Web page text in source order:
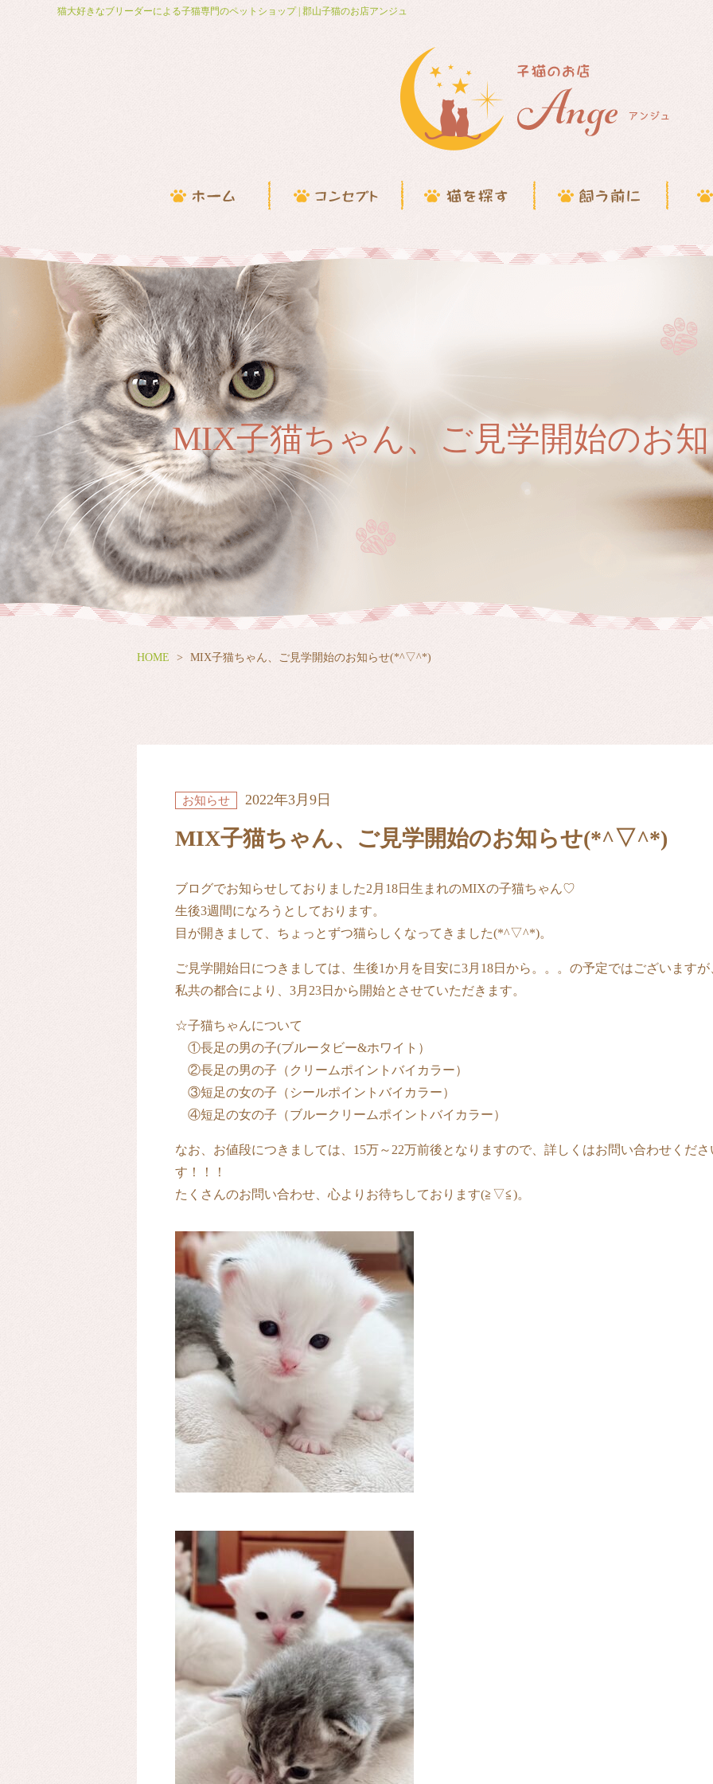
猫大好きなブリーダーによる子猫専門のペットショップ | 郡山子猫のお店アンジュ
MIX子猫ちゃん、ご見学開始のお
HOME MIX子猫ちゃん、ご見学開始のお知らせ(*^▽^*)
お知らせ 2022年3月9日
MIX子猫ちゃん、ご見学開始のお知らせ(*^▽^*)
ブログでお知らせしておりました2月18日生まれのMIXの子猫ちゃん♡
生後3週間になろうとしております。
目が開きまして、ちょっとずつ猫らしくなってきました(*^▽^*)。
ご見学開始日につきましては、生後1か月を目安に3月18日から。。。の予定ではございますが
私共の都合により、3月23日から開始とさせていただきます。
☆子猫ちゃんについて
①長足の男の子(ブルータビー&ホワイト）
②長足の男の子（クリームポイントバイカラー）
③短足の女の子（シールポイントバイカラー）
④短足の女の子（ブルークリームポイントバイカラー）
なお、お値段につきましては、15万～22万前後となりますので、詳しくはお問い合わせくだ
す！！！
たくさんのお問い合わせ、心よりお待ちしております(≧▽≦)。